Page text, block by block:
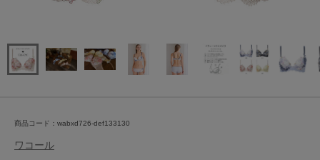
商品コード：wabxd726-def133130
ワコール